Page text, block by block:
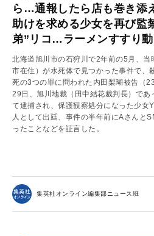
ら…通報したら店も巻き添
助けを求める少女を再び監
弟”リコ…ラーメンすすり動
北海道旭川市の石狩川で2年前の5月、
市在住）が水死体で見つかった事件で、
死の3つの罪に問われた内田梨瑚被告（
29日、旭川地裁（田中結花裁判長）であ
て逮捕され、保護観察処分になった少女
人として出廷、事件の半年前にAさんと
ったことなどを証言した。
集英社オンライン編集部ニュース班